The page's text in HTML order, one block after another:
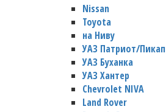
Nissan
Toyota
на Ниву
УАЗ Патриот/Пикап
УАЗ Буханка
УАЗ Хантер
Chevrolet NIVA
Land Rover